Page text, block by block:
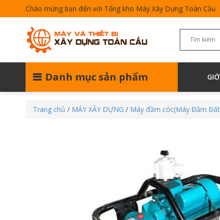
Chào mừng bạn đến với Tổng kho Máy Xây Dựng Toàn Cầu
Danh mục sản phẩm
Trang chủ / MÁY XÂY DỰNG / Máy đầm cóc(Máy Đầm